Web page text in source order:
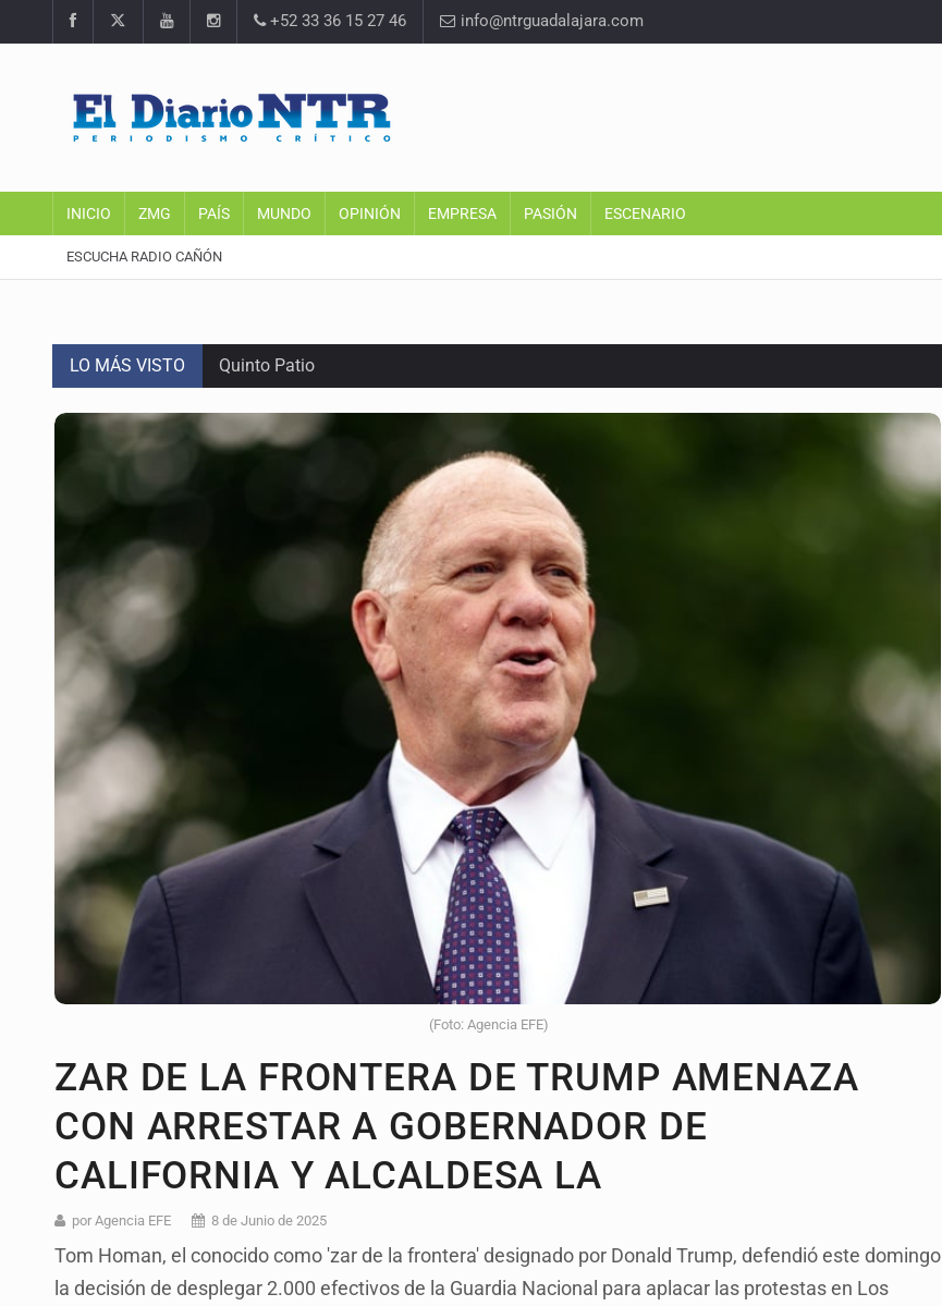
+52 33 36 15 27 46 info@ntrguadalajara.com
INICIO ZMG PAÍS MUNDO OPINIÓN EMPRESA PASIÓN ESCENARIO
ESCUCHA RADIO CAÑÓN
LO MÁS VISTO Quinto Patio
Jalisco lidera entre sancionados por EU
Avalan rebaja del Siapa para 203 colonias
Realizan primera boda de personas sordas en Zapopan
Entrega apoyos a afectados por lluvias en Oblatos
Accidentes resaltan en causas de muerte
Llaman a mantener legado de Alcalde
Concierto patrio costará 32.9 mdp
Instalan señalética en el Ávila Camacho
México vence a Canadá, pasa a la final y obtiene el boleto a los Juegos Olímpicos
(Foto: Agencia EFE)
ZAR DE LA FRONTERA DE TRUMP AMENAZA
CON ARRESTAR A GOBERNADOR DE
CALIFORNIA Y ALCALDESA LA
por Agencia EFE 8 de Junio de 2025
Tom Homan, el conocido como 'zar de la frontera' designado por Donald Trump, defendió este domingo
la decisión de desplegar 2.000 efectivos de la Guardia Nacional para aplacar las protestas en Los